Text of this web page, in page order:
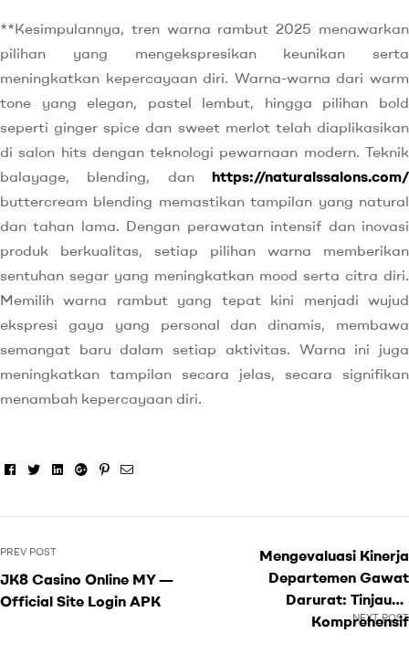
**Kesimpulannya, tren warna rambut 2025 menawarkan
pilihan yang mengekspresikan keunikan serta
meningkatkan kepercayaan diri. Warna-warna dari warm
tone yang elegan, pastel lembut, hingga pilihan bold
seperti ginger spice dan sweet merlot telah diaplikasikan
di salon hits dengan teknologi pewarnaan modern. Teknik
balayage, blending, dan https://naturalssalons.com/
buttercream blending memastikan tampilan yang natural
dan tahan lama. Dengan perawatan intensif dan inovasi
produk berkualitas, setiap pilihan warna memberikan
sentuhan segar yang meningkatkan mood serta citra diri.
Memilih warna rambut yang tepat kini menjadi wujud
ekspresi gaya yang personal dan dinamis, membawa
semangat baru dalam setiap aktivitas. Warna ini juga
meningkatkan tampilan secara jelas, secara signifikan
menambah kepercayaan diri.
Facebook
TwitterLinkedinGoogle+Pinterest
Email
PREV POST
JK8 Casino Online MY —
Official Site Login APK
NEXT POST
Mengevaluasi Kinerja
Departemen Gawat
Darurat: Tinjauan
Komprehensif